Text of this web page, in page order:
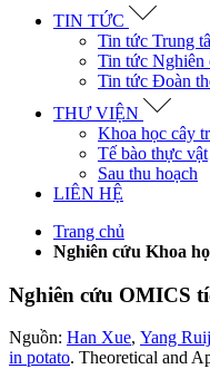
TIN TỨC
Tin tức Trung
Tin tức Nghiên
Tin tức Đoàn
THƯ VIỆN
Khoa học cây
Tế bào thực vật
Sau thu hoạch
LIÊN HỆ
Trang chủ
Nghiên cứu Khoa
Nghiên cứu OMICS
Nguồn: Han Xue, Yang
in potato. Theoretical and